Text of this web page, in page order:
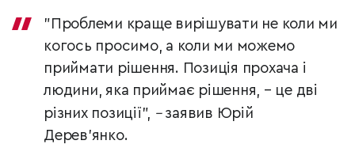
"Проблеми краще вирішувати не коли ми
когось просимо, а коли ми можемо
приймати рішення. Позиція прохача і
людини, яка приймає рішення, – це дві
різних позиції", –заявив Юрій
Дерев’янко.